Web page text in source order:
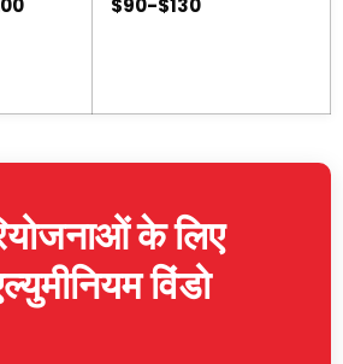
$90-$130
के लिए
विंडो